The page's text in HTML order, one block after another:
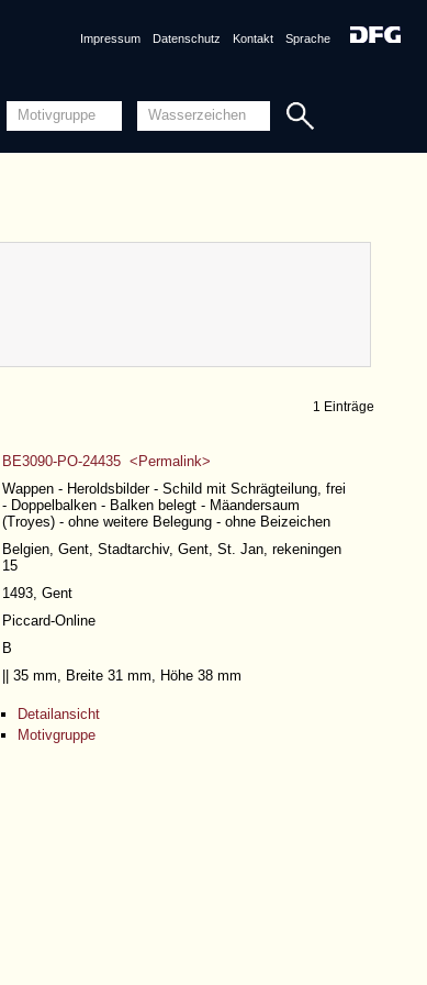
Impressum Datenschutz Kontakt Sprache
1 Einträge
BE3090-PO-24435 <Permalink>
Wappen - Heroldsbilder - Schild mit Schrägteilung, frei
- Doppelbalken - Balken belegt - Mäandersaum
(Troyes) - ohne weitere Belegung - ohne Beizeichen
Belgien, Gent, Stadtarchiv, Gent, St. Jan, rekeningen
15
1493, Gent
Piccard-Online
B
|| 35 mm, Breite 31 mm, Höhe 38 mm
Detailansicht
Motivgruppe